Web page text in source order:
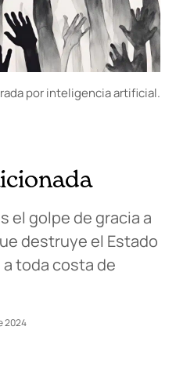
por inteligencia artificial.
el golpe de gracia a
destruye el Estado
toda costa de
2024